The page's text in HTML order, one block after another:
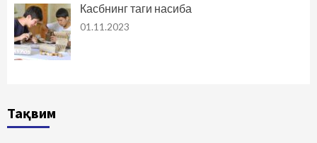
Касбнинг таги насиба
01.11.2023
Тақвим